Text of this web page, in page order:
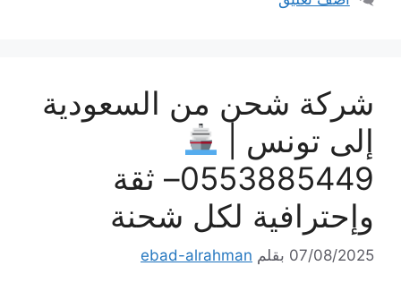
شركة شحن من السعودية
إلى تونس |
0553885449– ثقة
وإحترافية لكل شحنة
07/08/2025 بقلم ebad-alrahman